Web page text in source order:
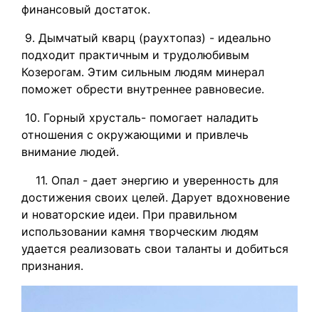
финансовый достаток.
9. Дымчатый кварц (раухтопаз) - идеально
подходит практичным и трудолюбивым
Козерогам. Этим сильным людям минерал
поможет обрести внутреннее равновесие.
10. Горный хрусталь- помогает наладить
отношения с окружающими и привлечь
внимание людей.
11. Опал - дает энергию и уверенность для
достижения своих целей. Дарует вдохновение
и новаторские идеи. При правильном
использовании камня творческим людям
удается реализовать свои таланты и добиться
признания.